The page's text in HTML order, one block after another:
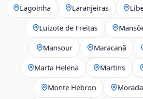
Lagoinha Laranjeiras
Luizote de Freitas
Mansour Maracanã
Marta Helena Martins
Monte Hebron